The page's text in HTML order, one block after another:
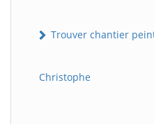
Trouver chantier
Christophe